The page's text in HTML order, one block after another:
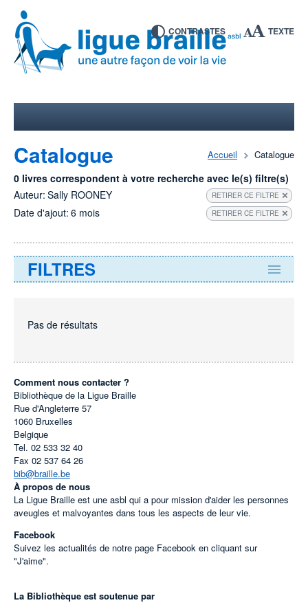
CONTRASTES TEXTE
Accueil Catalogue
Catalogue
0 livres correspondent à votre recherche avec le(s) filtre(s)
Auteur: Sally ROONEY RETIRER CE FILTRE
Date d'ajout: 6 mois RETIRER CE FILTRE
FILTRES
Pas de résultats
Comment nous contacter ?
Bibliothèque de la Ligue Braille
Rue d'Angleterre 57
1060 Bruxelles
Belgique
Tel. 02 533 32 40
Fax 02 537 64 26
bib@braille.be
À propos de nous
La Ligue Braille est une asbl qui a pour mission d'aider les personnes
aveugles et malvoyantes dans tous les aspects de leur vie.
Facebook
Suivez les actualités de notre page Facebook en cliquant sur
"J'aime".
La Bibliothèque est soutenue par